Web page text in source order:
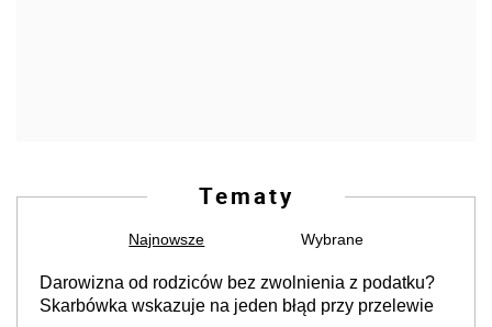
Tematy
Najnowsze Wybrane
Darowizna od rodziców bez zwolnienia z podatku?
Skarbówka wskazuje na jeden błąd przy przelewie